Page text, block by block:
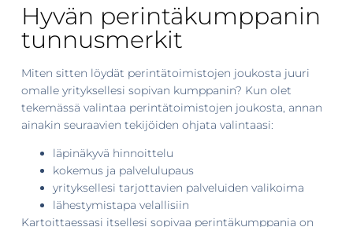
Hyvän perintäkumppanin
tunnusmerkit
Miten sitten löydät perintätoimistojen joukosta juuri
omalle yrityksellesi sopivan kumppanin? Kun olet
tekemässä valintaa perintätoimistojen joukosta, annan
ainakin seuraavien tekijöiden ohjata valintaasi:
läpinäkyvä hinnoittelu
kokemus ja palvelulupaus
yrityksellesi tarjottavien palveluiden valikoima
lähestymistapa velallisiin
Kartoittaessasi itsellesi sopivaa perintäkumppania on